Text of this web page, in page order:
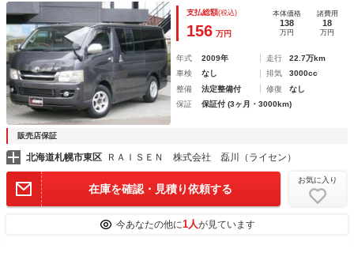
Ｃ１００Ｖ
支払総額(税込)
156 万円
本体価格
138
万円
諸費用
18
万円
年式 2009年 走行
22.7万km
車検
なし 排気
3000cc
整備
法定整備付 修復
なし
保証
保証付 (3ヶ月・3000km)
販売店保証
北海道札幌市東区 ＲＡＩＳＥＮ 株式会社 磊川（ライセン）
在庫を確認・見積り依頼する
お気に入り
今あなたの他に1人が見ています